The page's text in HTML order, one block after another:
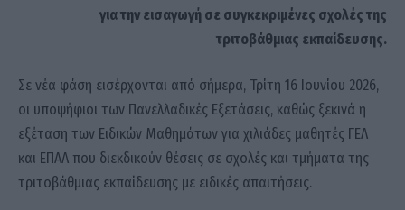
για την εισαγωγή σε συγκεκριμένες σχολές της
τριτοβάθμιας εκπαίδευσης.
Σε νέα φάση εισέρχονται από σήμερα, Τρίτη 16 Ιουνίου 2026,
οι υποψήφιοι των Πανελλαδικές Εξετάσεις, καθώς ξεκινά η
εξέταση των Ειδικών Μαθημάτων για χιλιάδες μαθητές ΓΕΛ
και ΕΠΑΛ που διεκδικούν θέσεις σε σχολές και τμήματα της
τριτοβάθμιας εκπαίδευσης με ειδικές απαιτήσεις.